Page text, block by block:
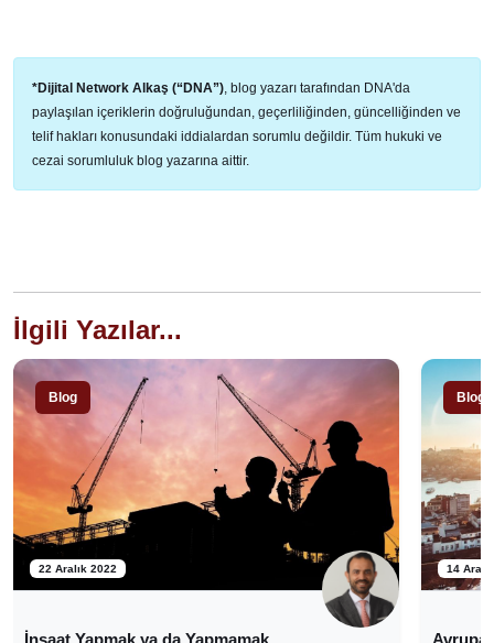
*Dijital Network Alkaş (“DNA”), blog yazarı tarafından DNA'da
paylaşılan içeriklerin doğruluğundan, geçerliliğinden, güncelliğinden ve
telif hakları konusundaki iddialardan sorumlu değildir. Tüm hukuki ve
cezai sorumluluk blog yazarına aittir.
İlgili Yazılar...
Blog
22 Aralık 2022
İnşaat Yapmak ya da Yapmamak
Blog
14